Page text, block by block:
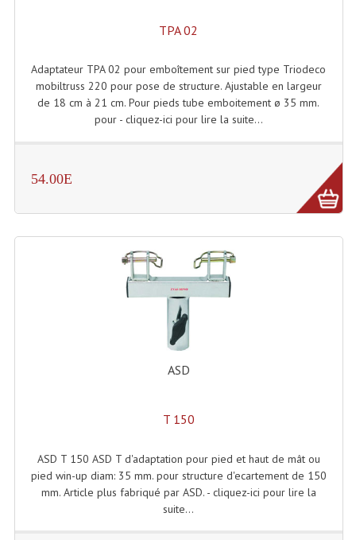
Peripheriques Traitements Et Accessoires
Portes Voix Mégaphones
Table Mixages Et Contrôleurs & Consoles
Tables De Mixage DJ
Controleurs DJ USB / MP3
Consoles Sono Et Studio
Consoles Numériques
Boules À Facettes
Changeurs De Couleurs
TPA 02
Adaptateur TPA 02 pour emboîtement sur pied type Triodeco
mobiltruss 220 pour pose de structure. Ajustable en largeur
de 18 cm à 21 cm. Pour pieds tube emboitement ø 35 mm.
pour - cliquez-ici pour lire la suite...
54.00E
ASD
T 150
ASD T 150 ASD T d'adaptation pour pied et haut de mât ou
pied win-up diam: 35 mm. pour structure d'ecartement de 150
mm. Article plus fabriqué par ASD. - cliquez-ici pour lire la
suite...